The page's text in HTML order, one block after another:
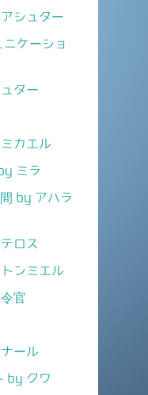
シュター
ケーショ
ター
カエル
ミラ
by アハラ
ロス
ンミエル
官
ール
by クワ